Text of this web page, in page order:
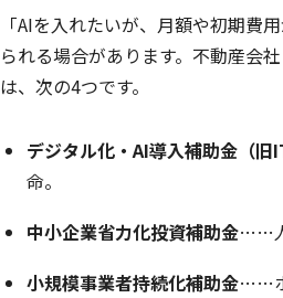
「AIを入れたいが、月額や初期
られる場合があります。不動産会
は、次の4つです。
デジタル化・AI導入補助金（旧
命。
中小企業省力化投資補助金……
小規模事業者持続化補助金……